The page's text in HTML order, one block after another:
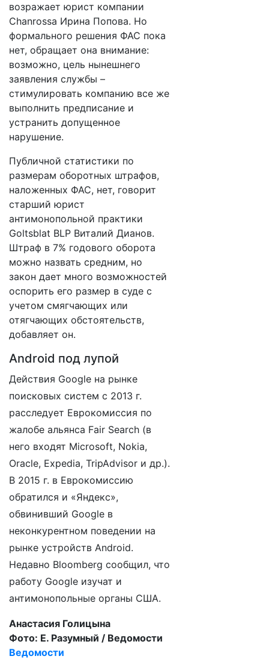
возражает юрист компании
Chanrossa Ирина Попова. Но
формального решения ФАС пока
нет, обращает она внимание:
возможно, цель нынешнего
заявления службы –
стимулировать компанию все же
выполнить предписание и
устранить допущенное
нарушение.
Публичной статистики по
размерам оборотных штрафов,
наложенных ФАС, нет, говорит
старший юрист
антимонопольной практики
Goltsblat BLP Виталий Дианов.
Штраф в 7% годового оборота
можно назвать средним, но
закон дает много возможностей
оспорить его размер в суде с
учетом смягчающих или
отягчающих обстоятельств,
добавляет он.
Android под лупой
Действия Google на рынке
поисковых систем с 2013 г.
расследует Еврокомиссия по
жалобе альянса Fair Search (в
него входят Microsoft, Nokia,
Oracle, Expedia, TripAdvisor и др.).
В 2015 г. в Еврокомиссию
обратился и «Яндекс»,
обвинивший Google в
неконкурентном поведении на
рынке устройств Android.
Недавно Bloomberg сообщил, что
работу Google изучат и
антимонопольные органы США.
Анастасия Голицына
Фото: Е. Разумный / Ведомости
Ведомости